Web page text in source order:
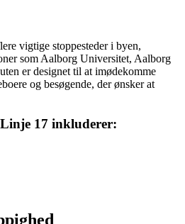
vigtige stoppesteder i byen,
som Aalborg Universitet, Aalborg
er designet til at imødekomme
og besøgende, der ønsker at
Linje 17 inkluderer: